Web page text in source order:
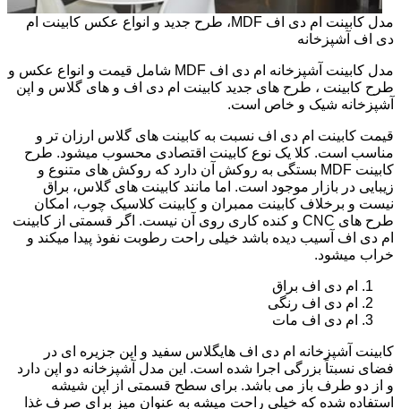
مدل کابینت ام دی اف MDF، طرح جدید و انواع عکس کابینت ام
دی اف آشپزخانه
مدل کابینت آشپزخانه ام دی اف MDF شامل قیمت و انواع عکس و
طرح کابینت ، طرح های جدید کابینت ام دی اف و های گلاس و اپن
آشپزخانه شیک و خاص است.
قیمت کابینت ام دی اف نسبت به کابینت های گلاس ارزان تر و
مناسب است. کلا یک نوع کابینت اقتصادی محسوب میشود. طرح
کابینت MDF بستگی به روکش آن دارد که روکش های متنوع و
زیبایی در بازار موجود است. اما مانند کابینت های گلاس، براق
نیست و برخلاف کابینت ممبران و کابینت کلاسیک چوب، امکان
طرح های CNC و کنده کاری روی آن نیست. اگر قسمتی از کابینت
ام دی اف آسیب دیده باشد خیلی راحت رطوبت نفوذ پیدا میکند و
خراب میشود.
ام دی اف براق
ام دی اف رنگی
ام دی اف مات
کابینت آشپزخانه ام دی اف هایگلاس سفید و اپن جزیره ای در
فضای نسبتاً بزرگی اجرا شده است. این مدل آشپزخانه دو اپن دارد
و از دو طرف باز می باشد. برای سطح قسمتی از اپن شیشه
استفاده شده که خیلی راحت میشه به عنوان میز برای صرف غذا